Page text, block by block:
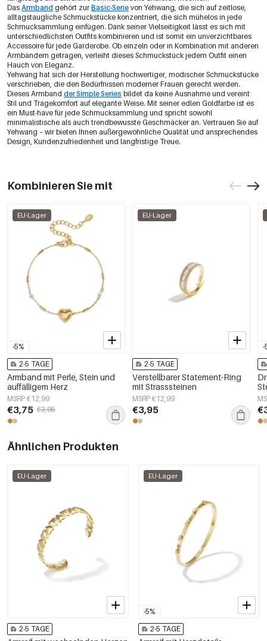
Das Armband gehört zur Basic-Serie von Yehwang, die sich auf zeitlose,
alltagstaugliche Schmuckstücke konzentriert, die sich mühelos in jede
Schmucksammlung einfügen. Dank seiner Vielseitigkeit lässt es sich mit
unterschiedlichsten Outfits kombinieren und ist somit ein unverzichtbares
Accessoire für jede Garderobe. Ob einzeln oder in Kombination mit anderen
Armbändern getragen, verleiht dieses Schmuckstück jedem Outfit einen
Hauch von Eleganz.
Yehwang hat sich der Herstellung hochwertiger, modischer Schmuckstücke
verschrieben, die den Bedürfnissen moderner Frauen gerecht werden.
Dieses Armband der Simple Series bildet da keine Ausnahme und vereint
Stil und Tragekomfort auf elegante Weise. Mit seiner edlen Goldfarbe ist es
ein Must-have für jede Schmucksammlung und spricht sowohl
minimalistische als auch trendbewusste Geschmäcker an. Vertrauen Sie auf
Yehwang – wir bieten Ihnen außergewöhnliche Qualität und ansprechendes
Design, Kundenzufriedenheit und langfristige Treue.
Kombinieren Sie mit
-5%
EU-Lager
2-5 TAGE
Armband mit Perle, Stein und
auffälligem Herz
MSRP €12,99
€3,75 €3,95
EU-Lager
2-5 TAGE
Verstellbarer Statement-Ring
mit Strasssteinen
MSRP €12,99
€3,95
-
Ähnlichen Produkten
EU-Lager
2-5 TAGE
-5%
EU-Lager
2-5 TAGE